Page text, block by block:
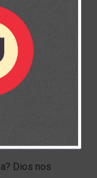
serían
era tiempo
tu vida
a
si
Dios nos